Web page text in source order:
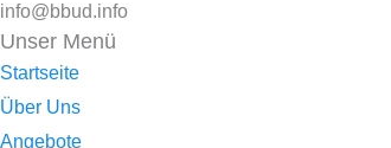
info@bbud.info
Unser Menü
Startseite
Über Uns
Angebote